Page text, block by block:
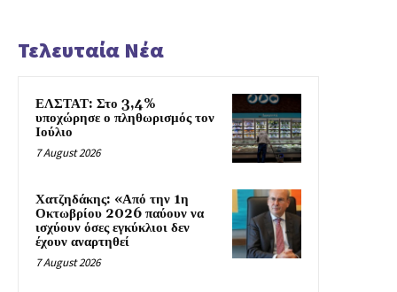
Τελευταία Νέα
ΕΛΣΤΑΤ: Στο 3,4%
υποχώρησε ο πληθωρισμός τον
Ιούλιο
7 August 2026
Χατζηδάκης: «Από την 1η
Οκτωβρίου 2026 παύουν να
ισχύουν όσες εγκύκλιοι δεν
έχουν αναρτηθεί
7 August 2026